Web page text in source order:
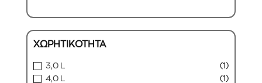
ΧΩΡΗΤΙΚΟΤΗΤΑ
3,0 L
(1)
4,0 L
(1)